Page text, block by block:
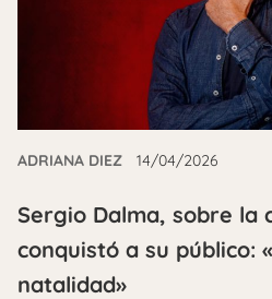
ADRIANA DIEZ 14/04/2026
Sergio Dalma, sobre la
conquistó a su público:
natalidad»